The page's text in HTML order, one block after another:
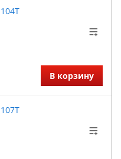
В корзину